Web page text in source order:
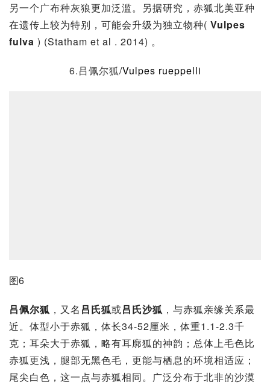
另一个广布种灰狼更加泛滥。 另据研究， 赤狐北美亚种
在遗传上较为特别，可能会升级为独立物种( Vulpes
fulva ) (Statham et al . 2014) 。
6.吕佩尔狐/Vulpes rueppelli
图6
吕佩尔狐 ，又名 吕氏狐或吕氏沙狐 ，与赤狐亲缘关系最
近。体型小于赤狐，体长34-52厘米，体重1.1-2.3千
克；耳朵大于赤狐，略有耳廓狐的神韵；总体上毛色比
赤狐更浅，腿部无黑色毛，更能与栖息的环境相适应；
尾尖白色，这一点与赤狐相同。广泛分布于北非的沙漠